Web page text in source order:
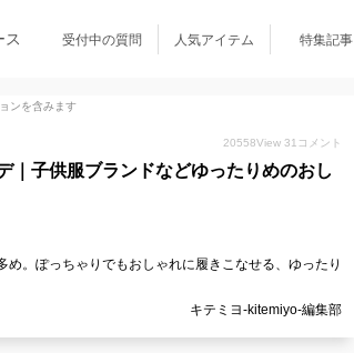
ス 受付中の質問 人気アイテム 特集記事
ンを含みます
20558View 31 コメント
｜子供服ブランドなどゆったりめのおし
。ぽっちゃりでもおしゃれに履きこなせる、ゆったり
キテミヨ-kitemiyo-編集部